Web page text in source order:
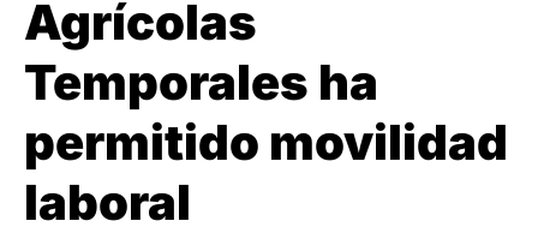
Agrícolas
Temporales ha
permitido movilidad
laboral